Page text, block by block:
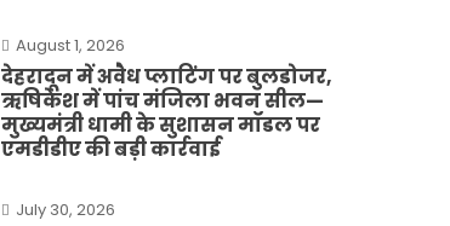
August 1, 2026
देहरादून में अवैध प्लाटिंग पर बुलडोजर,
ऋषिकेश में पांच मंजिला भवन सील—
मुख्यमंत्री धामी के सुशासन मॉडल पर
एमडीडीए की बड़ी कार्रवाई
July 30, 2026